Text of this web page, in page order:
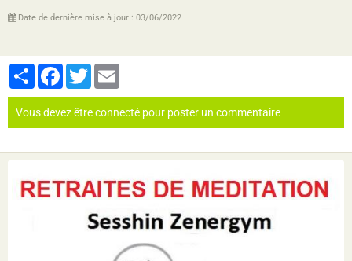
Date de dernière mise à jour : 03/06/2022
PartagerFacebook
Twitter
Vous devez être connecté pour poster un commentaire